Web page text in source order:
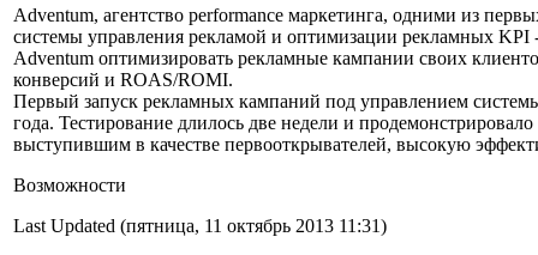
Adventum, агентство performance маркетинга, одними из
системы управления рекламой и оптимизации рекламных
Adventum оптимизировать рекламные кампании своих
конверсий и ROAS/ROMI.
Первый запуск рекламных кампаний под управлением
года. Тестирование длилось две недели и
выступившим в качестве первооткрывателей, высокую
Возможности
Last Updated (пятница, 11 октябрь 2013 11:31)